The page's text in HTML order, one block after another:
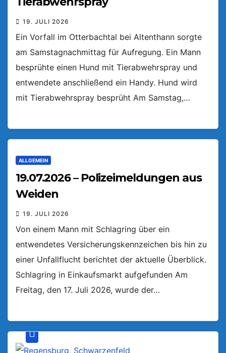
19. JULI 2026
Ein Vorfall im Otterbachtal bei Altenthann sorgte
am Samstagnachmittag für Aufregung. Ein Mann
besprühte einen Hund mit Tierabwehrspray und
entwendete anschließend ein Handy. Hund wird
mit Tierabwehrspray besprüht Am Samstag,…
ALLGEMEIN
19.07.2026 – Polizeimeldungen aus
Weiden
19. JULI 2026
Von einem Mann mit Schlagring über ein
entwendetes Versicherungskennzeichen bis hin zu
einer Unfallflucht berichtet der aktuelle Überblick.
Schlagring in Einkaufsmarkt aufgefunden Am
Freitag, den 17. Juli 2026, wurde der…